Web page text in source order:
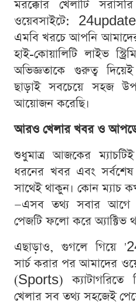
মরক্কোর খেলাটি
ওয়েবসাইটে:
এমবি খরচে আপনি আমাদের
হাই-কোয়ালিটি লাইভ
অভিজ্ঞতাকে গুরুত্ব
ছাড়াই সবচেয়ে সহজ
আয়োজন করেছি।
আরও খেলার খবর ও
শুধুমাত্র আজকের
ধরনের খবর এবং
সাথেই থাকুন। কোন ম্যাচ
—এসব তথ্য সবার আগে
পেজটি ফলো করে অ্যাক্টিভ
এছাড়াও, গুগলে গিয়ে
সার্চ করার পর আমাদের
(Sports) ক্যাটাগরিতে
খেলার সব তথ্য সহজেই